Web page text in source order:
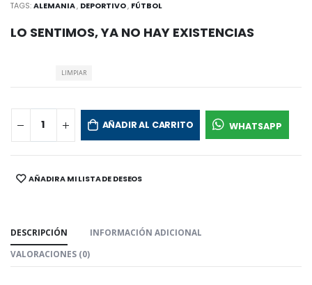
TAGS:ALEMANIA, DEPORTIVO, FÚTBOL
LO SENTIMOS, YA NO HAY EXISTENCIAS
LIMPIAR
AÑADIR AL CARRITO WHATSAPP
SHARE:AÑADIR A MI LISTA DE DESEOS
DESCRIPCIÓN
INFORMACIÓN ADICIONAL
VALORACIONES (0)